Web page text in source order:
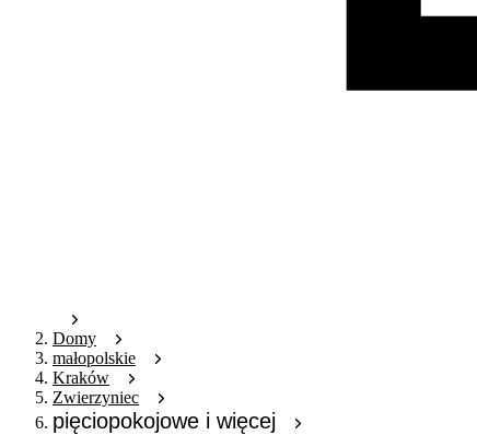
Domy
małopolskie
Kraków
Zwierzyniec
pięciopokojowe i więcej